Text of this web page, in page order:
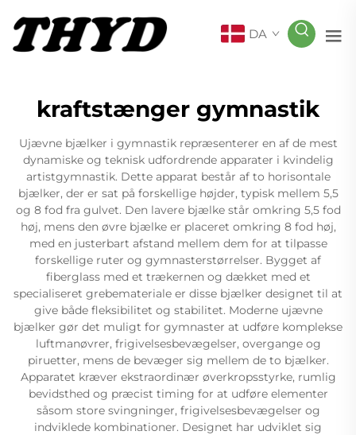
DA
kraftstænger gymnastik
Ujævne bjælker i gymnastik repræsenterer en af de mest
dynamiske og teknisk udfordrende apparater i kvindelig
artistgymnastik. Dette apparat består af to horisontale
bjælker, der er sat på forskellige højder, typisk mellem 5,5
og 8 fod fra gulvet. Den lavere bjælke står omkring 5,5 fod
høj, mens den øvre bjælke er placeret omkring 8 fod høj,
med en justerbart afstand mellem dem for at tilpasse
forskellige ruter og gymnasterstørrelser. Bygget af
fiberglass med et trækernen og dækket med et
specialiseret grebemateriale er disse bjælker designet til at
give både fleksibilitet og stabilitet. Moderne ujævne
bjælker gør det muligt for gymnaster at udføre komplekse
luftmanøvrer, frigivelsesbevægelser, overgange og
piruetter, mens de bevæger sig mellem de to bjælker.
Apparatet kræver ekstraordinær øverkropsstyrke, rumlig
bevidsthed og præcist timing for at udføre elementer
såsom store svingninger, frigivelsesbevægelser og
indviklede kombinationer. Designet har udviklet sig